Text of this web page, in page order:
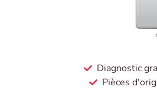
Diagnostic
Pièces